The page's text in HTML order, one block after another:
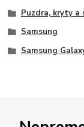
Puzdra, kryty a
Samsung
Samsung